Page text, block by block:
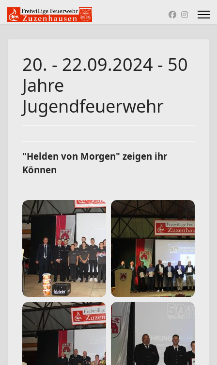
20. - 22.09.2024 - 50
Jahre
Jugendfeuerwehr
"Helden von Morgen" zeigen ihr
Können